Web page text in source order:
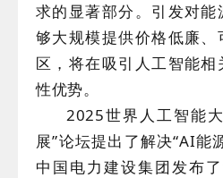
求的显著部分。引发对
够大规模提供价格低廉
区，将在吸引人工智能
性优势。
2025世界人工智能
展”论坛提出了解决“AI能
中国电力建设集团发布了